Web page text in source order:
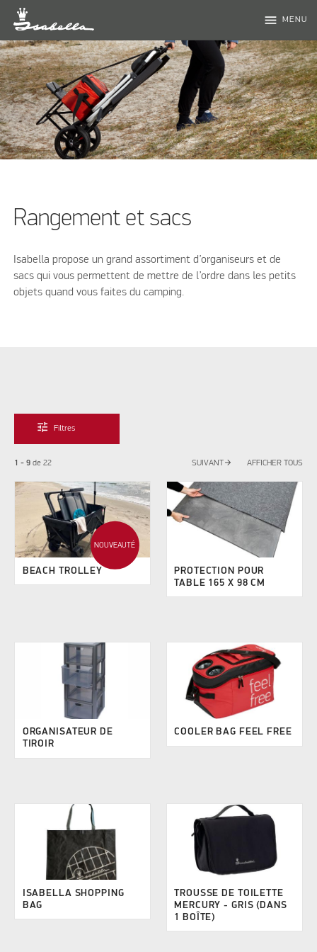
menu MENU
Rangement et sacs
Isabella propose un grand assortiment d’organiseurs et de
sacs qui vous permettent de mettre de l’ordre dans les petits
objets quand vous faites du camping.
tune Filtres
1 - 9de 22 SUIVANT arrow_forward AFFICHER TOUS
NOUVEAUTÉ
BEACH TROLLEY
PROTECTION POUR
TABLE 165 X 98 CM
ORGANISATEUR DE
TIROIR
COOLER BAG FEEL FREE
ISABELLA SHOPPING
BAG
TROUSSE DE TOILETTE
MERCURY - GRIS (DANS
1 BOÎTE)